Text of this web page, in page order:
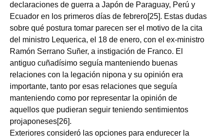
declaraciones de guerra a Japón de Paraguay, Perú y
Ecuador en los primeros días de febrero[25]. Estas dudas
sobre qué postura tomar parecen ser el motivo de la cita
del ministro Lequerica, el 18 de enero, con el ex-ministro
Ramón Serrano Suñer, a instigación de Franco. El
antiguo cuñadísimo seguía manteniendo buenas
relaciones con la legación nipona y su opinión era
importante, tanto por esas relaciones que seguía
manteniendo como por representar la opinión de
aquellos que pudieran seguir teniendo sentimientos
projaponeses[26].
Exteriores consideró las opciones para endurecer la